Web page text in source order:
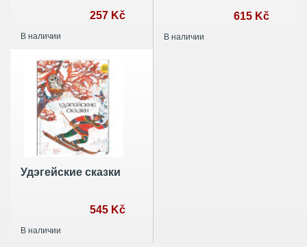
257 Kč
В наличии
615 Kč
В наличии
Удэгейские сказки
545 Kč
В наличии